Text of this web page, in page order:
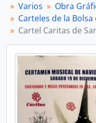
Varios
Obra
Carteles de la Bolsa
Cartel Caritas de